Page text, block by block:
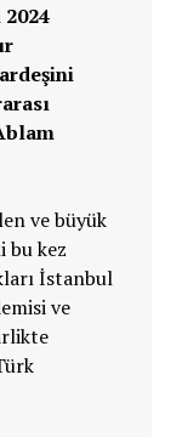
ve büyük
bu kez
İstanbul
ve